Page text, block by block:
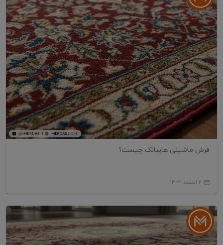
فرش ماشینی هایبالک چیست؟
2 اسفند 1404